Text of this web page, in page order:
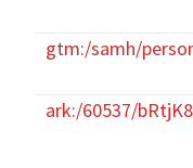
gtm:/samh/
ark:/60537/